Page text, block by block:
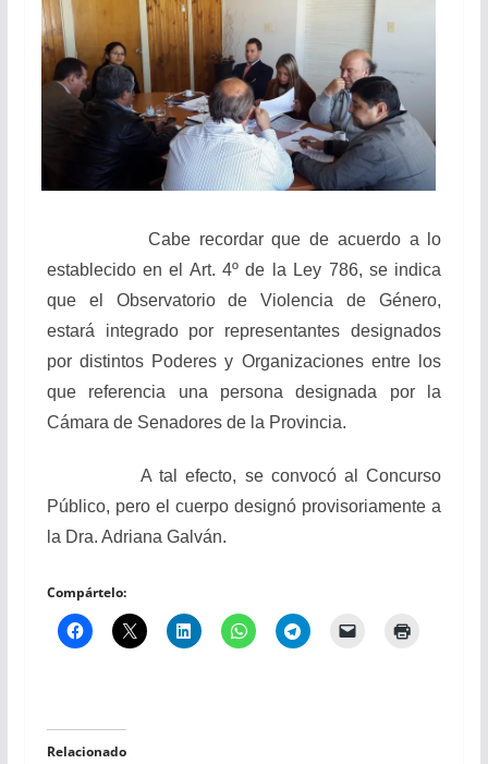
Cabe recordar que de acuerdo a lo
establecido en el Art. 4º de la Ley 786, se indica
que el Observatorio de Violencia de Género,
estará integrado por representantes designados
por distintos Poderes y Organizaciones entre los
que referencia una persona designada por la
Cámara de Senadores de la Provincia.
A tal efecto, se convocó al Concurso
Público, pero el cuerpo designó provisoriamente a
la Dra. Adriana Galván.
Compártelo:
Relacionado